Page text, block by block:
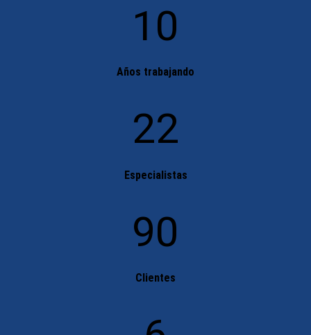
10
Años trabajando
22
Especialistas
90
Clientes